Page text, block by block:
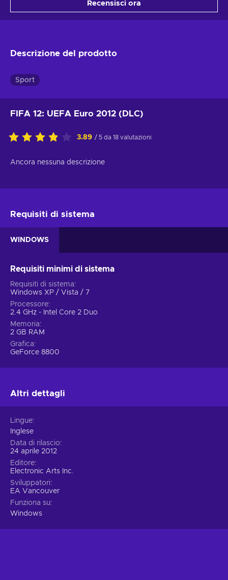
Recensisci ora
Descrizione del prodotto
Sport
FIFA 12: UEFA Euro 2012 (DLC)
3.89 / 5 da 18 valutazioni
Ancora nessuna descrizione
Requisiti di sistema
WINDOWS
Requisiti minimi di sistema
Requisiti di sistema
Windows XP / Vista / 7
Processore
2.4 GHz - Intel Core 2 Duo
Memoria
2 GB RAM
Grafica
GeForce 8800
Altri dettagli
Lingue
Inglese
Data di rilascio
24 aprile 2012
Editore
Electronic Arts Inc.
Sviluppatori
EA Vancouver
Funziona su
Windows